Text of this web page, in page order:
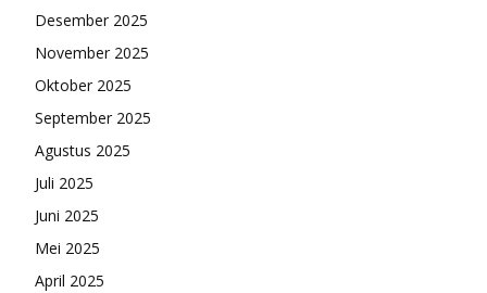
Desember 2025
November 2025
Oktober 2025
September 2025
Agustus 2025
Juli 2025
Juni 2025
Mei 2025
April 2025